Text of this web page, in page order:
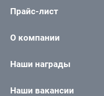
Прайс-лист
О компании
Наши награды
Наши вакансии